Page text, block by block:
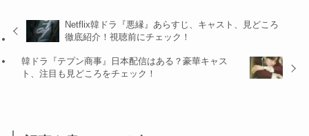
Netflix韓ドラ『悪縁』あらすじ、キャスト、見どころ
徹底紹介！視聴前にチェック！
韓ドラ『テプン商事』日本配信はある？豪華キャス
ト、注目も見どころをチェック！